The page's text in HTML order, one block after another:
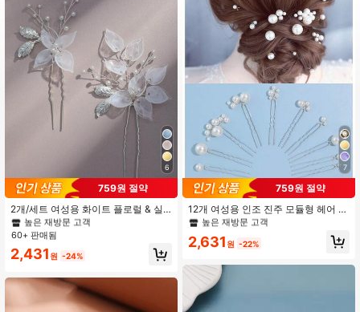
2.3K 팔로워
4.91 2.3K 팔로워
2.3K 팔로워
4.91 2.3K 팔로워
4.91 2.3K 팔로워
6
759원 절약
2개/세트 여성용 화이트 플로럴 & 실
버 리프 디자인 인조 진주 비즈 헤어
핀, 일상 착용, 웨딩 보헤미안 티아라
에 적합
#1 TOP 3위 ABS 신부용 머리 장식
높은 재방문 고객
#1 TOP 3위 ABS 신부용 머리 장식
높은 재방문 고객
#1 TOP 3위 ABS 신부용 머리 장식
높은 재방문 고객
#1 TOP 3위
높은 재방문 고객
60+ 판매됨
2,431 원 -24%
7
759원 절약
12개 여성용 인조 진주 모듈형 헤어 클
립, 심플한 신부 헤어핀 헤어 액세서
#2 TOP 3위 ABS 신부용 머리 장식
높은 재방문 고객
#2 TOP 3위 ABS 신부용 머리 장식
높은 재방문 고객
#2 TOP 3위 ABS 신부용 머리 장식
높은 재방문 고객
#2 TOP 3위
높은 재방문 고객
2,631 원 -22%